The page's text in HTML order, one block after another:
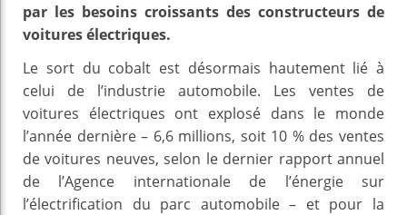
par les besoins croissants des constructeurs de
voitures électriques.
Le sort du cobalt est désormais hautement lié à
celui de l’industrie automobile. Les ventes de
voitures électriques ont explosé dans le monde
l’année dernière – 6,6 millions, soit 10 % des ventes
de voitures neuves, selon le dernier rapport annuel
de l’Agence internationale de l’énergie sur
l’électrification du parc automobile – et pour la